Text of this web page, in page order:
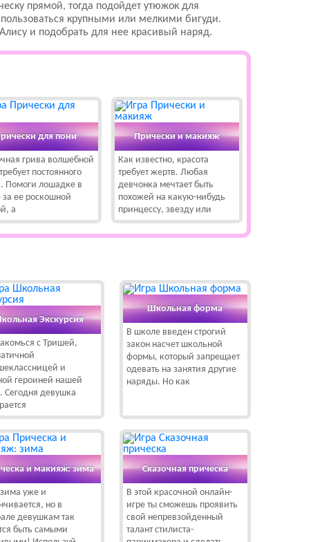
прямой, тогда подойдет утюжок для
крупными или мелкими бигуди.
Алису и подобрать для нее красивый наряд.
для пони
грива волшебной
постоянного
Помоги лошадке в
за ее роскошной
а
Прически и макияж
Как известно, красота
требует жертв. Любая
девчонка мечтает быть
похожей на какую-нибудь
принцессу, звезду или
Экскурсия
с Тришей,
и
героиней нашей
Сегодня девушка
Школьная форма
В школе введен строгий
закон насчет школьной
формы, который запрещает
одевать на занятия другие
наряды. Но как
и макияж: зима
уже и
но в
девушкам так
быть самыми
Сказочная прическа
В этой красочной онлайн-
игре ты сможешь проявить
свой непревзойденный
талант стилиста-